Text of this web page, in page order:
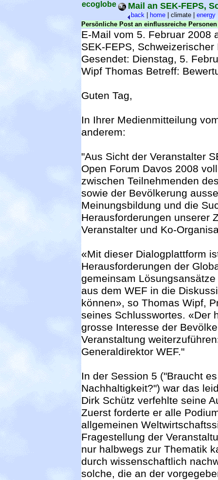
ecoglobe Mail an SEK-FEPS,
back| home| climate | energy
Persönliche Post an einflussreiche
E-Mail vom 5. Februar 2008
SEK-FEPS,
Gesendet: Dienstag, 5.
Wipf Thomas Betreff:
Guten Tag,
In Ihrer Medienmitteilung
anderem:
"Aus Sicht der Veranstalter
Open Forum Davos 2008
zwischen Teilnehmenden
sowie der Bevölkerung
Meinungsbildung und die
Herausforderungen unserer
Veranstalter und Ko-
«Mit dieser Dialogplattform
Herausforderungen der
gemeinsam
aus dem WEF in die
können», so Thomas Wipf,
seines Schlusswortes. «Der
grosse Interesse der
Veranstaltung
Generaldirektor WEF."
In der Session 5 ("Braucht
Nachhaltigkeit?") war das
Dirk Schütz verfehlte seine
Zuerst forderte er alle
allgemeinen
Fragestellung der
nur halbwegs zur Thematik
durch wissenschaftlich
solche, die an der